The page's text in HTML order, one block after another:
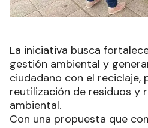
La iniciativa busca
gestión ambiental y
ciudadano con el reciclaje,
reutilización de residuos y
ambiental.
Con una propuesta que